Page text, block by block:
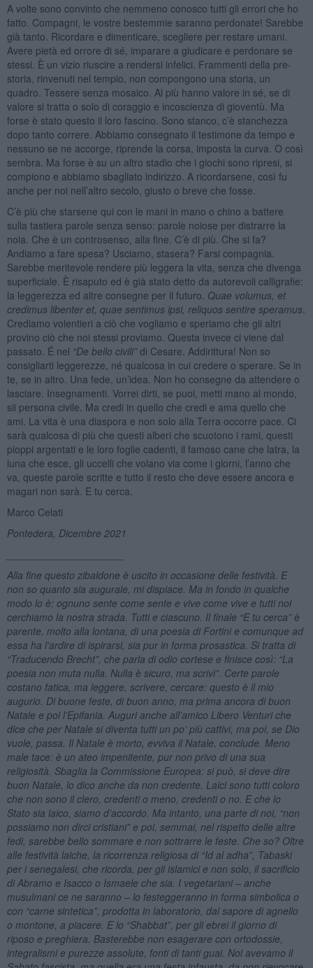
A volte sono convinto che nemmeno conosco tutti gli errori che ho
fatto. Compagni, le vostre bestemmie saranno perdonate! Sarebbe
già tanto. Ricordare e dimenticare, scegliere per restare umani.
Avere pietà ed orrore di sé, imparare a giudicare e perdonare se
stessi. È un vizio riuscire a rendersi infelici. Frammenti della pre-
storia, rinvenuti nel tempio, non compongono una storia, un
quadro. Tessere senza mosaico. Al più hanno valore in sé, se di
valore si tratta o solo di coraggio e incoscienza di gioventù. Ma
forse è stato questo il loro fascino. Sono stanco, c’è stanchezza
dopo tanto correre. Abbiamo consegnato il testimone da tempo e
nessuno se ne accorge, riprende la corsa, imposta la curva. O così
sembra. Ma forse è su un altro stadio che i giochi sono ripresi, si
compiono e abbiamo sbagliato indirizzo. A ricordarsene, così fu
anche per noi nell’altro secolo, giusto o breve che fosse.
C’è più che starsene qui con le mani in mano o chino a battere
sulla tastiera parole senza senso: parole noiose per distrarre la
noia. Che è un controsenso, alla fine. C’è di più. Che si fa?
Andiamo a fare spesa? Usciamo, stasera? Farsi compagnia.
Sarebbe meritevole rendere più leggera la vita, senza che divenga
superficiale. È risaputo ed è già stato detto da autorevoli calligrafie:
la leggerezza ed altre consegne per il futuro. Quae volumus, et
credimus libenter et, quae sentimus ipsi, reliquos sentire speramus.
Crediamo volentieri a ciò che vogliamo e speriamo che gli altri
provino ciò che noi stessi proviamo. Questa invece ci viene dal
passato. É nel “De bello civili”di Cesare. Addirittura! Non so
consigliarti leggerezze, né qualcosa in cui credere o sperare. Se in
te, se in altro. Una fede, un’idea. Non ho consegne da attendere o
lasciare. Insegnamenti. Vorrei dirti, se puoi, metti mano al mondo,
sii persona civile. Ma credi in quello che credi e ama quello che
ami. La vita è una diaspora e non solo alla Terra occorre pace. Ci
sarà qualcosa di più che questi alberi che scuotono i rami, questi
pioppi argentati e le loro foglie cadenti, il famoso cane che latra, la
luna che esce, gli uccelli che volano via come i giorni, l’anno che
va, queste parole scritte e tutto il resto che deve essere ancora e
magari non sarà. E tu cerca.
Marco Celati
Pontedera, Dicembre 2021
Alla fine questo zibaldone è uscito in occasione delle festività. E
non so quanto sia augurale, mi dispiace. Ma in fondo in qualche
modo lo è: ognuno sente come sente e vive come vive e tutti noi
cerchiamo la nostra strada. Tutti e ciascuno. Il finale “E tu cerca” è
parente, molto alla lontana, di una poesia di Fortini e comunque ad
essa ha l’ardire di ispirarsi, sia pur in forma prosastica. Si tratta di
“Traducendo Brecht”, che parla di odio cortese e finisce così: “La
poesia non muta nulla. Nulla è sicuro, ma scrivi”. Certe parole
costano fatica, ma leggere, scrivere, cercare: questo è il mio
augurio. Di buone feste, di buon anno, ma prima ancora di buon
Natale e poi l’Epifania. Auguri anche all’amico Libero Venturi che
dice che per Natale si diventa tutti un po’ più cattivi, ma poi, se Dio
vuole, passa. Il Natale è morto, evviva il Natale, conclude. Meno
male tace: è un ateo impenitente, pur non privo di una sua
religiosità. Sbaglia la Commissione Europea: si può, si deve dire
buon Natale, lo dico anche da non credente. Laici sono tutti coloro
che non sono il clero, credenti o meno, credenti o no. E che lo
Stato sia laico, siamo d’accordo. Ma intanto, una parte di noi, “non
possiamo non dirci cristiani” e poi, semmai, nel rispetto delle altre
fedi, sarebbe bello sommare e non sottrarre le feste. Che so? Oltre
alle festività laiche, la ricorrenza religiosa di “Idal adha”, Tabaski
per i senegalesi, che ricorda, per gli islamici e non solo, il sacrificio
di Abramo e Isacco o Ismaele che sia. I vegetariani – anche
musulmanice ne saranno – lo festeggeranno in forma simbolica o
con “carne sintetica”, prodotta in laboratorio, dal sapore di agnello
o montone, a piacere. E lo “Shabbat”, per gli ebrei il giorno di
riposo e preghiera. Basterebbe non esagerare con ortodossie,
integralismi e purezze assolute, fonti di tanti guai. Noi avevamo il